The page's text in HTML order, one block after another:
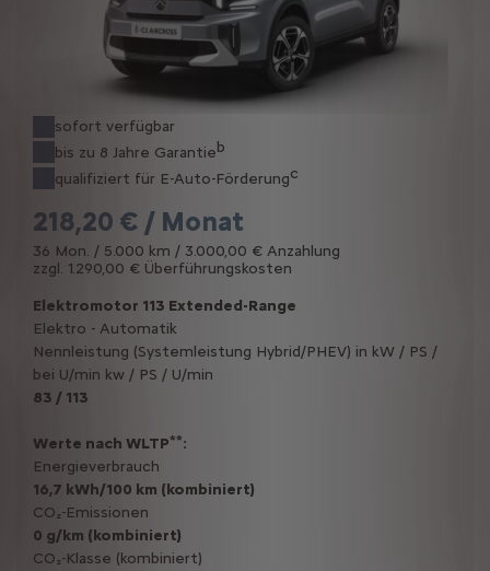
sofort verfügbar
bis zu 8 Jahre Garantieb
qualifiziert für E-Auto-Förderungc
218,20 € / Monat
36 Mon. / 5.000 km / 3.000,00 € Anzahlung
zzgl. 1.290,00 € Überführungskosten
Elektromotor 113 Extended-Range
Elektro - Automatik
Nennleistung (Systemleistung Hybrid/PHEV) in kW / PS /
bei U/min kw / PS / U/min
83 / 113
Werte nach WLTP**:
Energieverbrauch
16,7 kWh/100 km (kombiniert)
CO₂-Emissionen
0 g/km (kombiniert)
CO₂-Klasse (kombiniert)